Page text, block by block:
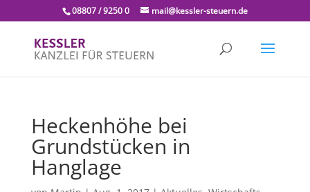
08807 / 9250 0 mail@kessler-steuern.de
Heckenhöhe bei
Grundstücken in
Hanglage